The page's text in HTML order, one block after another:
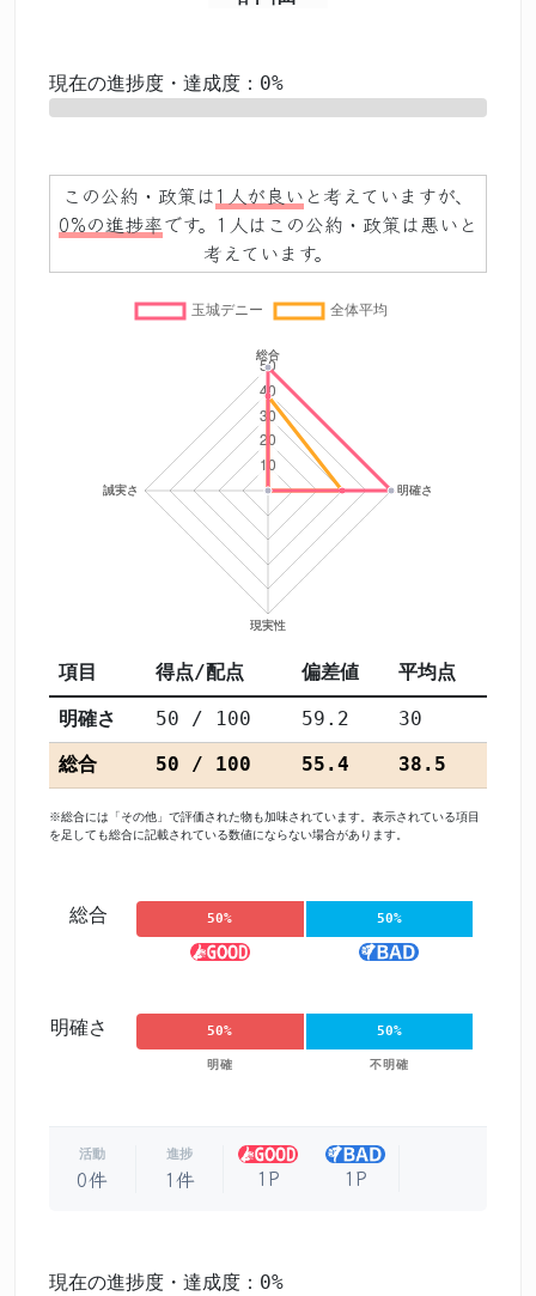
現在の進捗度・達成度：0%
この公約・政策は1人が良い と考えていますが、
0%の進捗率です。1人はこの公約・政策は悪いと
考えています。
項目 得点/配点 偏差値 平均点
明確さ 50 / 100 59.2
30
総合
50 / 100 55.4 38.5
※総合には「その他」で評価された物も加味されています。表示されている項目
を足しても総合に記載されている数値にならない場合があります。
総合 50% 50%
明確さ 50%
明確
50%
不明確
活動
0件
進捗
1件 1P 1P
現在の進捗度・達成度：0%